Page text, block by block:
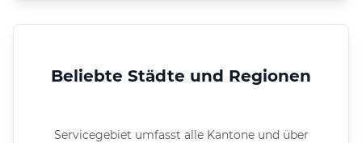
Beliebte Städte und Regionen
Servicegebiet umfasst alle Kantone und über